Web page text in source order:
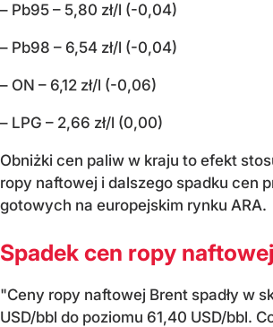
– Pb95 – 5,80 zł/l (-0,04)
– Pb98 – 6,54 zł/l (-0,04)
– ON – 6,12 zł/l (-0,06)
– LPG – 2,66 zł/l (0,00)
Obniżki cen paliw w kraju to efekt
ropy naftowej i dalszego spadku cen
gotowych na europejskim rynku ARA.
Spadek cen ropy naftowej
"Ceny ropy naftowej Brent spadły w
USD/bbl do poziomu 61,40 USD/bbl.